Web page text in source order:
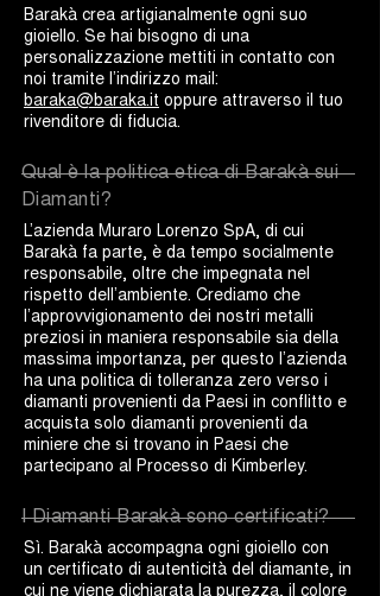
Barakà crea artigianalmente ogni suo
gioiello. Se hai bisogno di una
personalizzazione mettiti in contatto con
noi tramite l’indirizzo mail:
baraka@baraka.it oppure attraverso il tuo
rivenditore di fiducia.
Qual è la politica etica di Barakà sui
Diamanti?
L’azienda Muraro Lorenzo SpA, di cui
Barakà fa parte, è da tempo socialmente
responsabile, oltre che impegnata nel
rispetto dell’ambiente. Crediamo che
l’approvvigionamento dei nostri metalli
preziosi in maniera responsabile sia della
massima importanza, per questo l’azienda
ha una politica di tolleranza zero verso i
diamanti provenienti da Paesi in conflitto e
acquista solo diamanti provenienti da
miniere che si trovano in Paesi che
partecipano al Processo di Kimberley.
I Diamanti Barakà sono certificati?
Sì. Barakà accompagna ogni gioiello con
un certificato di autenticità del diamante, in
cui ne viene dichiarata la purezza, il colore